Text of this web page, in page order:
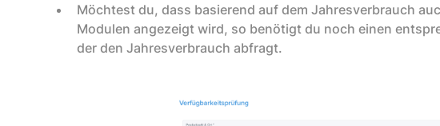
Möchtest du, dass basierend auf dem Jahresverbrauch
Modulen angezeigt wird, so benötigt du noch einen
der den Jahresverbrauch abfragt.